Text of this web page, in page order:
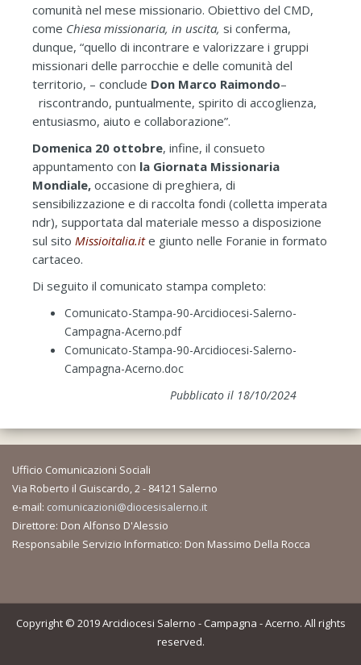
comunità nel mese missionario. Obiettivo del CMD,
come Chiesa missionaria, in uscita, si conferma,
dunque, “quello di incontrare e valorizzare i gruppi
missionari delle parrocchie e delle comunità del
territorio, – conclude Don Marco Raimondo–
riscontrando, puntualmente, spirito di accoglienza,
entusiasmo, aiuto e collaborazione”.
Domenica 20 ottobre, infine, il consueto
appuntamento con la Giornata Missionaria
Mondiale, occasione di preghiera, di
sensibilizzazione e di raccolta fondi (colletta imperata
ndr), supportata dal materiale messo a disposizione
sul sito Missioitalia.ite giunto nelle Foranie in formato
cartaceo.
Di seguito il comunicato stampa completo:
Comunicato-Stampa-90-Arcidiocesi-Salerno-
Campagna-Acerno.pdf
Comunicato-Stampa-90-Arcidiocesi-Salerno-
Campagna-Acerno.doc
Pubblicato il 18/10/2024
Ufficio Comunicazioni Sociali
Via Roberto il Guiscardo, 2 - 84121 Salerno
e-mail: comunicazioni@diocesisalerno.it
Direttore: Don Alfonso D'Alessio
Responsabile Servizio Informatico: Don Massimo Della Rocca
Copyright © 2019 Arcidiocesi Salerno - Campagna - Acerno. All rights
reserved.